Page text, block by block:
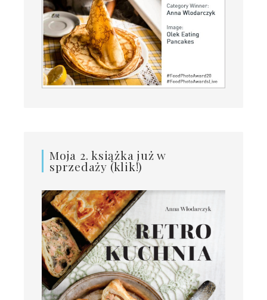
Moja 2. książka już w
sprzedaży (klik!)